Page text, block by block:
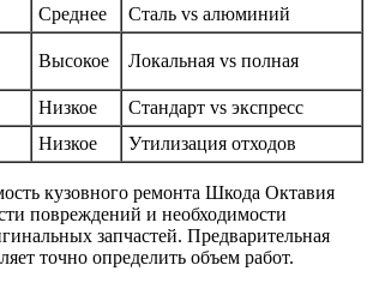
Среднее
Сталь vs алюминий
Высокое Локальная vs полная
Низкое
Стандарт vs экспресс
Низкое Утилизация отходов
кузовного ремонта Шкода Октавия
повреждений и необходимости
запчастей. Предварительная
точно определить объем работ.